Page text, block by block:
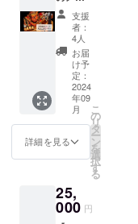
きま
す。 金
額右側
の「上
乗せ支
援で応
援しよ
う」の
欄の
「+」ボ
タンを
押して
望の金
額を表
示さ
数は目
安で
す。お
送りす
るお菓
子の種
類によ
り増減
する可
能性が
ありま
ジで
す。
ーーー
両面貼
＜標準
＞ 紙：
扇子専
用高級
和紙 ※
注文数
確定後
の制作
開始と
なるた
送日は9
となり
ます。
ーーー
ルをお
届け！
★大ね
ぶた
★ 】
つくば
ねぶた
をただ
ただ応
援した
い！と
いう熱
い想い
ちのみ
なさま
向けで
支援
者：
4人
お届
け予
定：
2024
年09
月
詳細を見る
こ
の
リ
タ
ー
ン
を
選
択
す
る
25,
000 円